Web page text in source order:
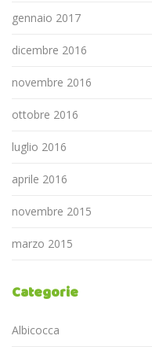
gennaio 2017
dicembre 2016
novembre 2016
ottobre 2016
luglio 2016
aprile 2016
novembre 2015
marzo 2015
Categorie
Albicocca